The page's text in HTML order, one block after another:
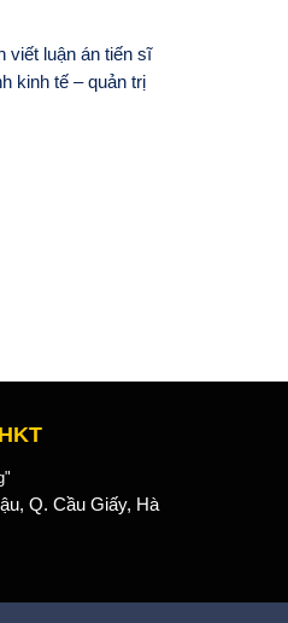
viết luận án tiến sĩ
kinh tế – quản trị
Q. Cầu Giấy, Hà